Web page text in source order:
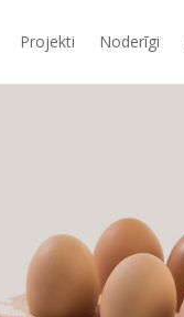
Projekti Noderīgi